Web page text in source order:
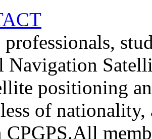
professionals,
Navigation
positioning
of nationality,